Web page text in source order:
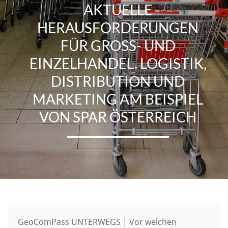
AKTUELLE
HERAUSFORDERUNGEN
FÜR GROSS- UND E
INZELHANDEL. LOGISTIK, D
ISTRIBUTION UND M
ARKETING AM BEISPIEL V
ON SPAR ÖSTERREICH
GeoComPass UNTERWEGS | Vor welchen